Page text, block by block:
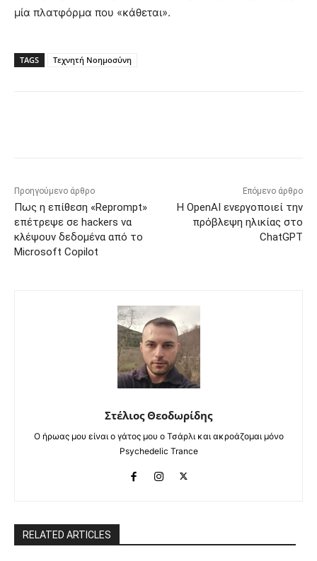
μία πλατφόρμα που «κάθεται».
TAGS Τεχνητή Νοημοσύνη
Προηγούμενο άρθρο
Πως η επίθεση «Reprompt»
επέτρεψε σε hackers να
κλέψουν δεδομένα από το
Microsoft Copilot
Επόμενο άρθρο
Η OpenAI ενεργοποιεί την
πρόβλεψη ηλικίας στο
ChatGPT
Στέλιος Θεοδωρίδης
Ο ήρωας μου είναι ο γάτος μου ο Τσάρλι και ακροάζομαι μόνο
Psychedelic Trance
RELATED ARTICLES